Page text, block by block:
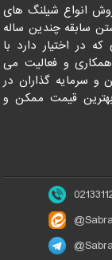
انواع شیلنگ های
چندین ساله
اختیار دارد با
و فعالیت می
سرمایه گذاران در
قیمت ممکن و